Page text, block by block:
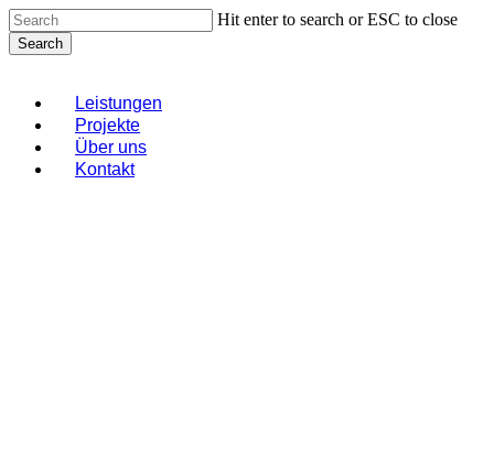
Skip
to
main
Hit enter to search or ESC to close
Search
Menu
Leistungen
Projekte
Über uns
Kontakt